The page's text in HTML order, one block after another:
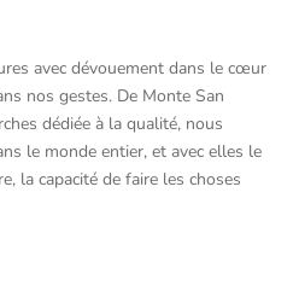
avec dévouement dans le cœur
nos gestes. De Monte San
dédiée à la qualité, nous
le monde entier, et avec elles le
la capacité de faire les choses